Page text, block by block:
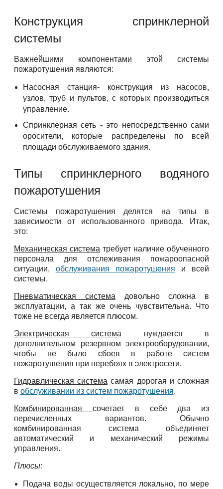
Конструкция спринклерной
системы
Важнейшими компонентами этой системы
пожаротушения являются:
Насосная станция- конструкция из насосов,
узлов, труб и пультов, с которых производиться
управление.
Спринклерная сеть - это непосредственно сами
оросители, которые распределены по всей
площади обслуживаемого здания.
Типы спринклерного водяного
пожаротушения
Системы пожаротушения делятся на типы в
зависимости от использованного привода. Итак,
это:
Механическая система требует наличие обученного
персонала для отслеживания пожароопасной
ситуации, обслуживания пожаротушения и всей
системы.
Пневматическая система довольно сложна в
эксплуатации, а так же очень чувствительна. Что
тоже не всегда является плюсом.
Электрическая система нуждается в
дополнительном резервном электрооборудовании,
чтобы не было сбоев в работе систем
пожаротушения при перебоях в электросети.
Гидравлическая система самая дорогая и сложная
в обслуживании из систем пожаротушения.
Комбинированная сочетает в себе два из
перечисленных вариантов. Обычно
комбинированная система объединяет
автоматический и механический режимы
управления.
Плюсы:
Подача воды осуществляется локально, по мере